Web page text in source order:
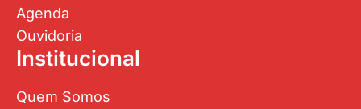
Agenda
Ouvidoria
Institucional
Quem Somos